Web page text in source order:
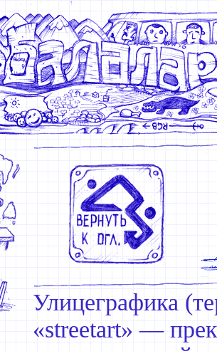
Улицеграфика
«streetart» —